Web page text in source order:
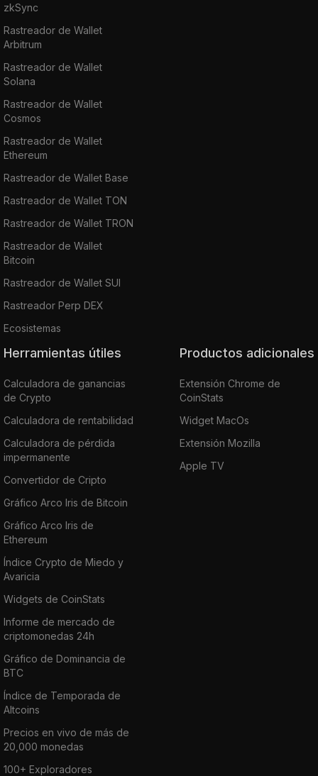
zkSync
Rastreador de Wallet
Arbitrum
Rastreador de Wallet
Solana
Rastreador de Wallet
Cosmos
Rastreador de Wallet
Ethereum
Rastreador de Wallet Base
Rastreador de Wallet TON
Rastreador de Wallet TRON
Rastreador de Wallet
Bitcoin
Rastreador de Wallet SUI
Rastreador Perp DEX
Ecosistemas
Herramientas útiles
Calculadora de ganancias
de Crypto
Calculadora de rentabilidad
Calculadora de pérdida
impermanente
Convertidor de Cripto
Gráfico Arco Iris de Bitcoin
Gráfico Arco Iris de
Ethereum
Índice Crypto de Miedo y
Avaricia
Widgets de CoinStats
Informe de mercado de
criptomonedas 24h
Gráfico de Dominancia de
BTC
Índice de Temporada de
Altcoins
Precios en vivo de más de
20,000 monedas
100+ Exploradores
Productos adicionales
Extensión Chrome de
CoinStats
Widget MacOs
Extensión Mozilla
Apple TV